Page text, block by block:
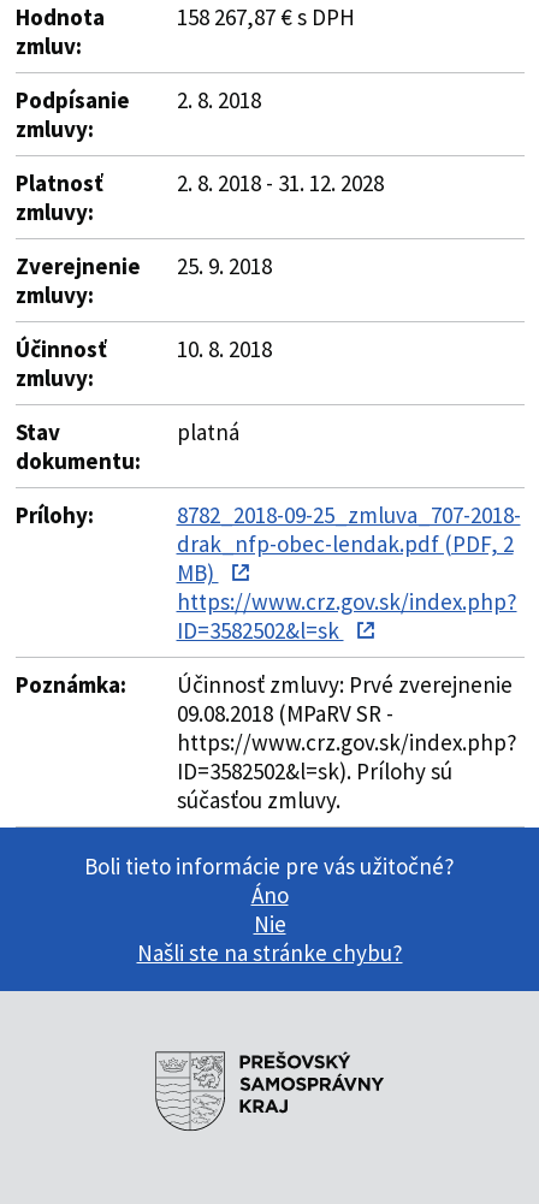
Hodnota
zmluv:
158 267,87 € s DPH
Podpísanie
zmluvy:
2. 8. 2018
Platnosť
zmluvy:
2. 8. 2018 - 31. 12. 2028
Zverejnenie
zmluvy:
25. 9. 2018
Účinnosť
zmluvy:
10. 8. 2018
Stav
dokumentu:
platná
Prílohy:
8782_2018-09-25_zmluva_707-2018-
drak_nfp-obec-lendak.pdf (PDF, 2
MB)
https://www.crz.gov.sk/index.php?
ID=3582502&l=sk
Poznámka:
Účinnosť zmluvy: Prvé zverejnenie
09.08.2018 (MPaRV SR -
https://www.crz.gov.sk/index.php?
ID=3582502&l=sk). Prílohy sú
súčasťou zmluvy.
Boli tieto informácie pre vás užitočné?
Áno
Nie
Našli ste na stránke chybu?